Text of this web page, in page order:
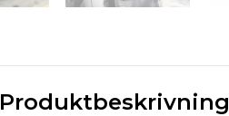
Produktbeskrivning